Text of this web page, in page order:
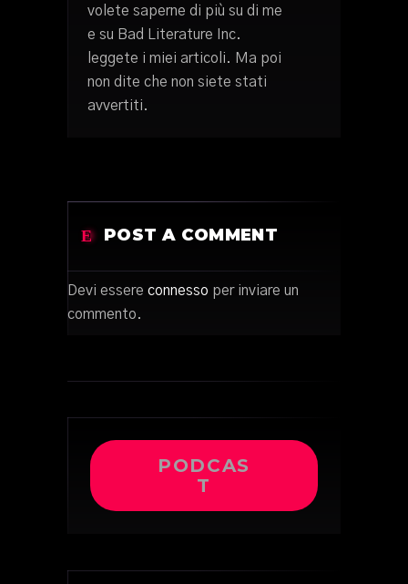
volete saperne di più su di me
e su Bad Literature Inc.
leggete i miei articoli. Ma poi
non dite che non siete stati
avvertiti.
POST A COMMENT
Devi essere connesso per inviare un
commento.
PODCAS
T